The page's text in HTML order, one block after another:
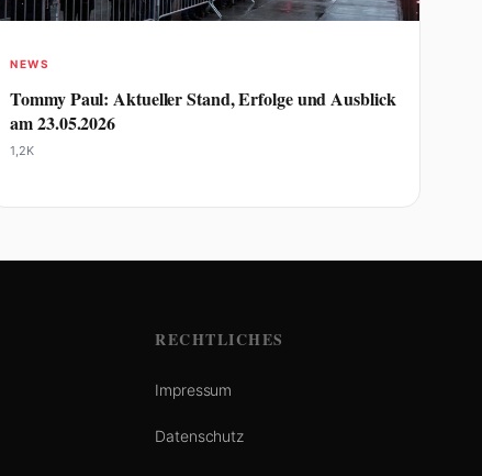
NEWS
Tommy Paul: Aktueller Stand, Erfolge und Ausblick
am 23.05.2026
1,2K
RECHTLICHES
Impressum
Datenschutz